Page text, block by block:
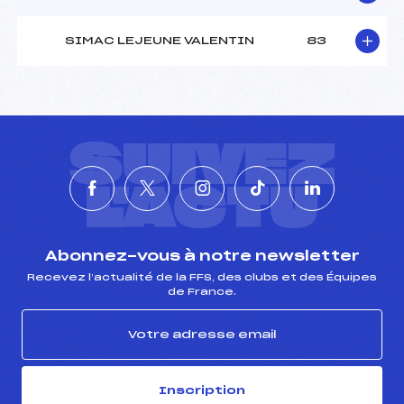
SIMAC LEJEUNE VALENTIN 83
SUIVEZ
L'ACTU
Abonnez-vous à notre newsletter
Recevez l’actualité de la FFS, des clubs et des Équipes
de France.
Inscription